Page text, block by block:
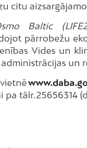
citu
Baltic
pārrobežu
Vides un
un
pa tālr. 25656314